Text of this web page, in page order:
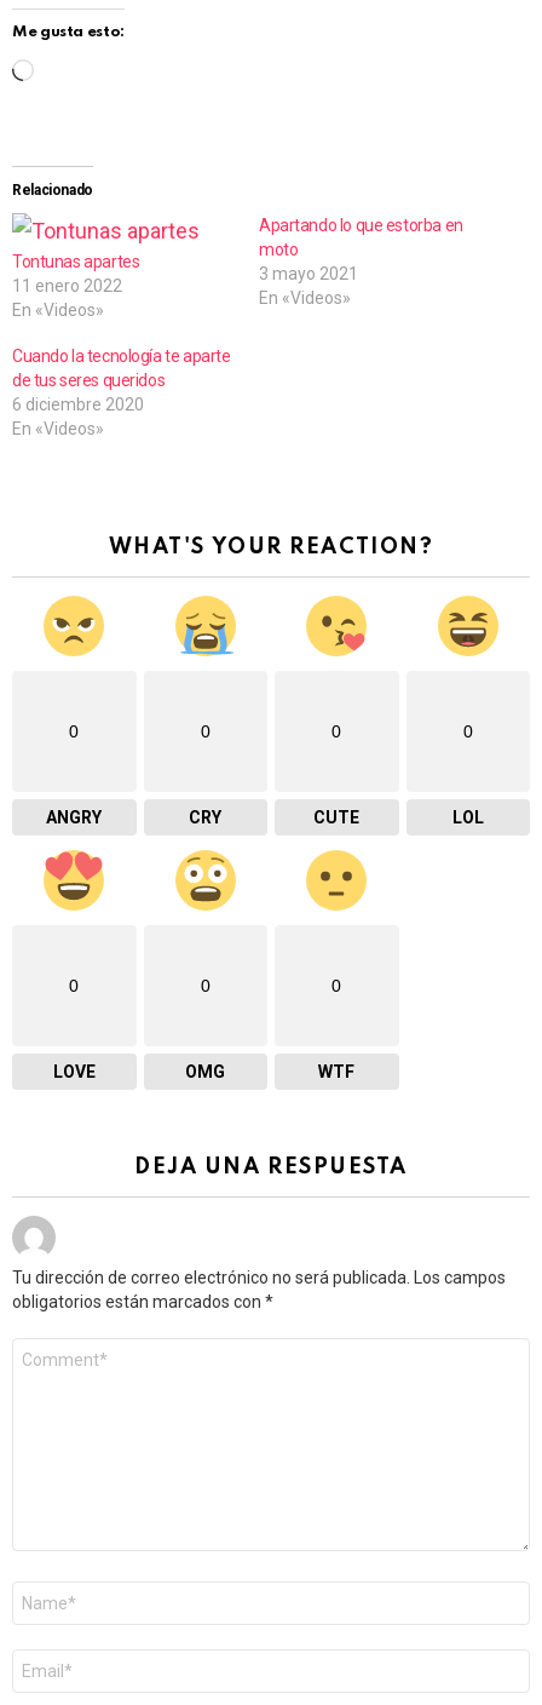
Me gusta esto:
g
a
n
d
.
.
.
Relacionado
Tontunas apartes
11 enero 2022
En «Videos»
Apartando lo que estorba en
moto
3 mayo 2021
En «Videos»
Cuando la tecnología te aparte
de tus seres queridos
6 diciembre 2020
En «Videos»
WHAT'S YOUR REACTION?
0
ANGRY
0
CRY
0
CUTE
0
LOL
0
LOVE
0
OMG
0
WTF
DEJA UNA RESPUESTA
Tu dirección de correo electrónico no será publicada. Los campos
obligatorios están marcados con *
electrónico
*